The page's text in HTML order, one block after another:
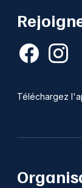
Téléchargez